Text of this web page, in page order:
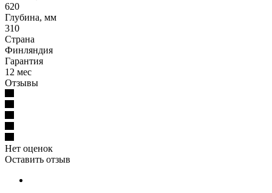
620
Глубина, мм
310
Страна
Финляндия
Гарантия
12 мес
Отзывы
Нет оценок
Оставить отзыв